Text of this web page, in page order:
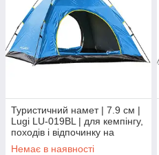
Туристичний намет | 7.9 см |
Lugi LU-019BL | для кемпінгу,
походів і відпочинку на
природі
Немає в наявності